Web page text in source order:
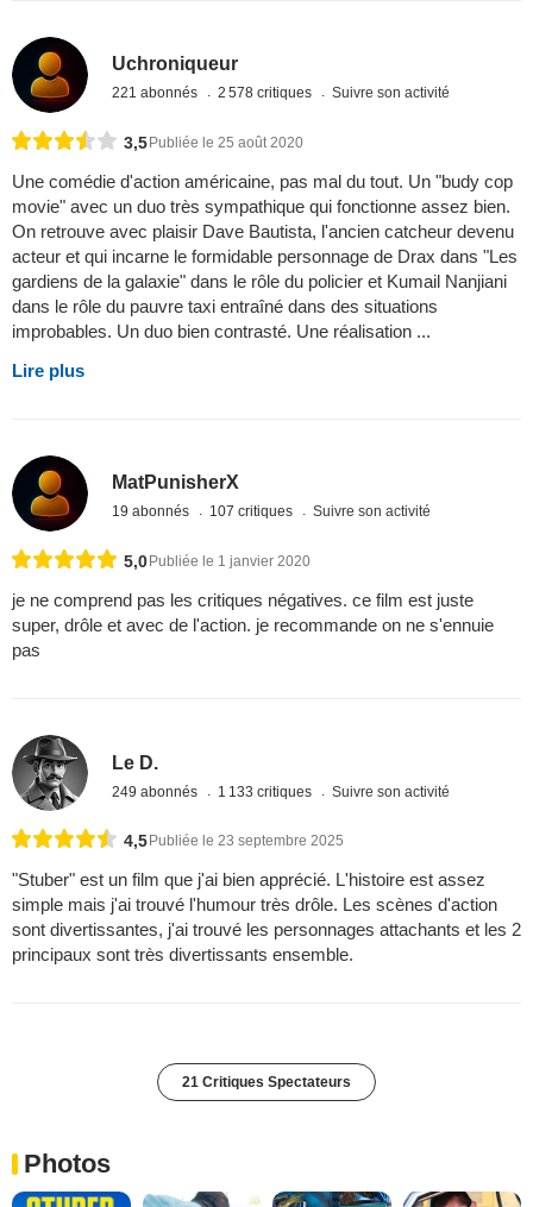
Uchroniqueur
221 abonnés 2 578 critiques Suivre son activité
3,5Publiée le 25 août 2020
Une comédie d'action américaine, pas mal du tout. Un "budy cop
movie" avec un duo très sympathique qui fonctionne assez bien.
On retrouve avec plaisir Dave Bautista, l'ancien catcheur devenu
acteur et qui incarne le formidable personnage de Drax dans "Les
gardiens de la galaxie" dans le rôle du policier et Kumail Nanjiani
dans le rôle du pauvre taxi entraîné dans des situations
improbables. Un duo bien contrasté. Une réalisation ...
Lire plus
MatPunisherX
19 abonnés 107 critiques Suivre son activité
5,0 Publiée le 1 janvier 2020
je ne comprend pas les critiques négatives. ce film est juste
super, drôle et avec de l'action. je recommande on ne s'ennuie
pas
Le D.
249 abonnés 1 133 critiques Suivre son activité
4,5 Publiée le 23 septembre 2025
"Stuber" est un film que j'ai bien apprécié. L'histoire est assez
simple mais j'ai trouvé l'humour très drôle. Les scènes d'action
sont divertissantes, j'ai trouvé les personnages attachants et les 2
principaux sont très divertissants ensemble.
21 Critiques Spectateurs
Photos